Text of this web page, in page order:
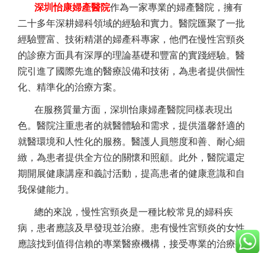
深圳怡康婦產醫院作為一家專業的婦產醫院，擁有
二十多年深耕婦科領域的經驗和實力。醫院匯聚了一批
經驗豐富、技術精湛的婦產科專家，他們在慢性宮頸炎
的診療方面具有深厚的理論基礎和豐富的實踐經驗。醫
院引進了國際先進的醫療設備和技術，為患者提供個性
化、精準化的治療方案。
在服務質量方面，深圳怡康婦產醫院同樣表現出
色。醫院注重患者的就醫體驗和需求，提供溫馨舒適的
就醫環境和人性化的服務。醫護人員態度和善、耐心細
緻，為患者提供全方位的關懷和照顧。此外，醫院還定
期開展健康講座和義討活動，提高患者的健康意識和自
我保健能力。
總的來說，慢性宮頸炎是一種比較常見的婦科疾
病，患者應該及早發現並治療。患有慢性宮頸炎的女性
應該找到值得信賴的專業醫療機構，接受專業的治療指